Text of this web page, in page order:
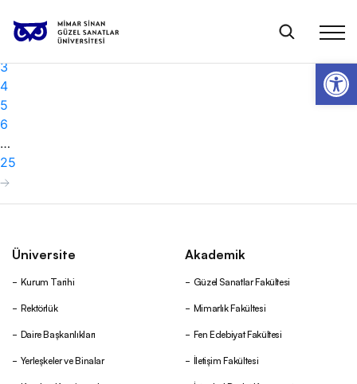
3
4
5
6
…
25
Üniversite
Kurum Tarihi
Rektörlük
Daire Başkanlıkları
Yerleşkeler ve Binalar
Akademik
Güzel Sanatlar Fakültesi
Mimarlık Fakültesi
Fen Edebiyat Fakültesi
İletişim Fakültesi